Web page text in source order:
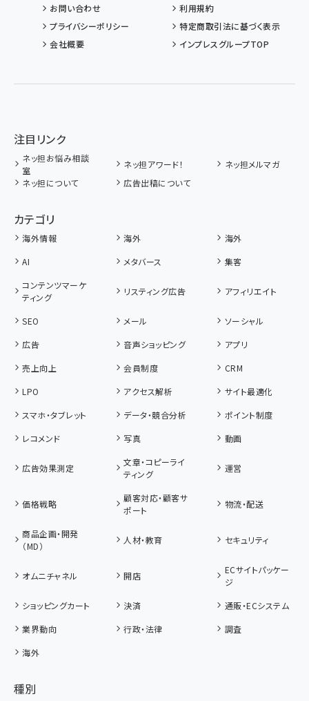
お問い合わせ
利用規約
プライバシーポリシー
特定商取引法に基づく表示
会社概要
インプレスグループTOP
注目リンク
ネッ担お悩み相談
室
ネッ担アワード！
ネッ担メルマガ
ネッ担について
広告出稿について
カテゴリ
海外情報 海外
海外
AI
メタバース
集客
コンテンツマーケ
ティング
リスティング広告 アフィリエイト
SEO メール
ソーシャル
広告
音声ショッピング
アプリ
売上向上
会員制度
CRM
LPO
アクセス解析
サイト最適化
スマホ・タブレット
データ・競合分析
ポイント制度
レコメンド
写真 動画
広告効果測定
文章・コピーライ
ティング
運営
価格戦略
顧客対応・顧客サ
ポート
物流・配送
商品企画・開発
（MD）
人材・教育 セキュリティ
オムニチャネル 開店
ECサイトパッケー
ジ
ショッピングカート
決済
通販・ECシステム
業界動向
行政・法律
調査
海外
種別